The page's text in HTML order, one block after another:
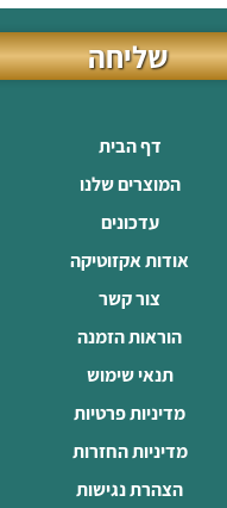
שליחה
דף הבית
המוצרים שלנו
עדכונים
אודות אקזוטיקה
צור קשר
הוראות הזמנה
תנאי שימוש
מדיניות פרטיות
מדיניות החזרות
הצהרת נגישות